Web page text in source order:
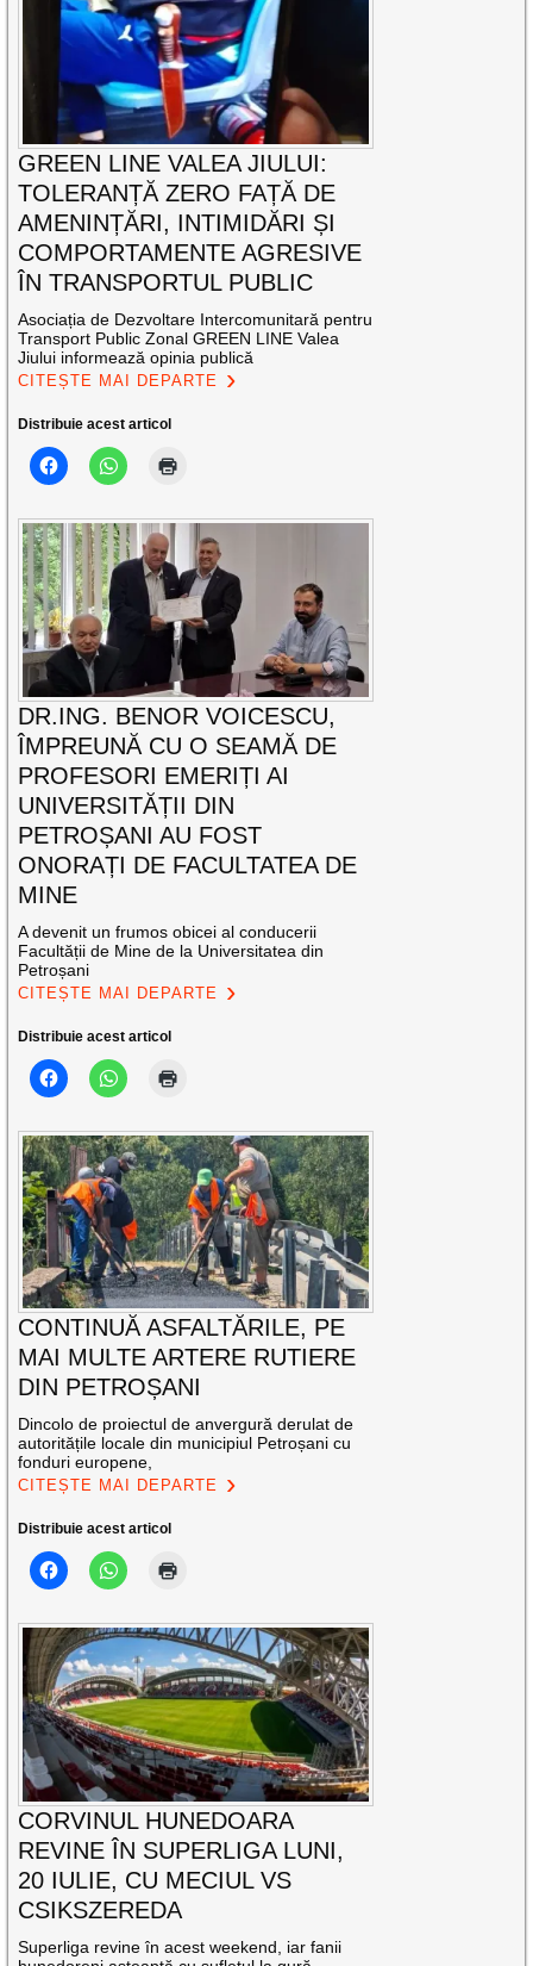
GREEN LINE VALEA JIULUI:
TOLERANȚĂ ZERO FAȚĂ DE
AMENINȚĂRI, INTIMIDĂRI ȘI
COMPORTAMENTE AGRESIVE
ÎN TRANSPORTUL PUBLIC
Asociația de Dezvoltare Intercomunitară pentru
Transport Public Zonal GREEN LINE Valea
Jiului informează opinia publică
CITEȘTE MAI DEPARTE
Distribuie acest articol
DR.ING. BENOR VOICESCU,
ÎMPREUNĂ CU O SEAMĂ DE
PROFESORI EMERIȚI AI
UNIVERSITĂȚII DIN
PETROȘANI AU FOST
ONORAȚI DE FACULTATEA DE
MINE
A devenit un frumos obicei al conducerii
Facultății de Mine de la Universitatea din
Petroșani
CITEȘTE MAI DEPARTE
Distribuie acest articol
CONTINUĂ ASFALTĂRILE, PE
MAI MULTE ARTERE RUTIERE
DIN PETROȘANI
Dincolo de proiectul de anvergură derulat de
autoritățile locale din municipiul Petroșani cu
fonduri europene,
CITEȘTE MAI DEPARTE
Distribuie acest articol
CORVINUL HUNEDOARA
REVINE ÎN SUPERLIGA LUNI,
20 IULIE, CU MECIUL VS
CSIKSZEREDA
Superliga revine în acest weekend, iar fanii